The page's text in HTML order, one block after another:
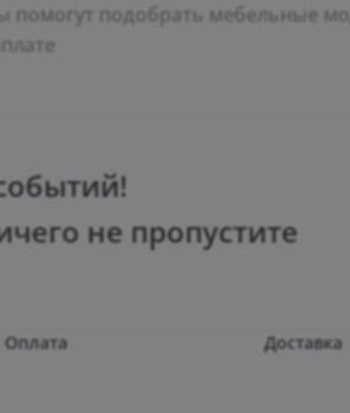
подобрать мебельные
не пропустите
Оплата Доставка